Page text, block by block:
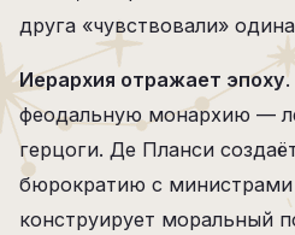
друга «чувствовали»
Иерархия отражает эпоху
феодальную монархию —
герцоги. Де Планси
бюрократию с
конструирует моральный